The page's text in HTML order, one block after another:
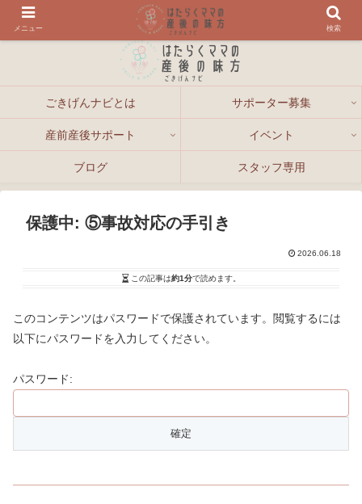
ごきげんナビとは サポーター募集
産前産後サポート イベント
ブログ スタッフ専用
保護中: ⑤事故対応の手引き
2026.06.18
この記事は約1分で読めます。
このコンテンツはパスワードで保護されています。閲覧するには
以下にパスワードを入力してください。
パスワード:
メニュー 検索